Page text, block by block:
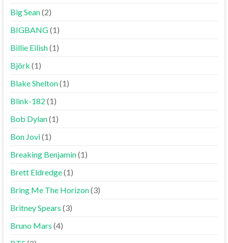
Big Sean(2)
BIGBANG(1)
Billie Eilish(1)
Björk (1)
Blake Shelton(1)
Blink-182 (1)
Bob Dylan(1)
Bon Jovi(1)
Breaking Benjamin(1)
Brett Eldredge(1)
Bring Me The Horizon(3)
Britney Spears (3)
Bruno Mars (4)